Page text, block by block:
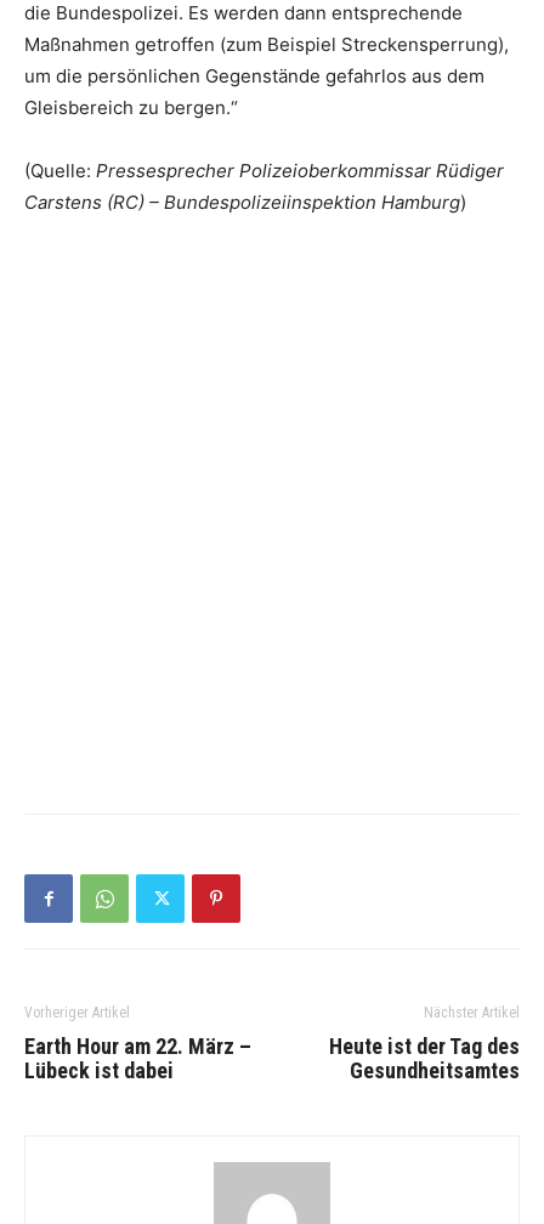
die Bundespolizei. Es werden dann entsprechende
Maßnahmen getroffen (zum Beispiel Streckensperrung),
um die persönlichen Gegenstände gefahrlos aus dem
Gleisbereich zu bergen.“
(Quelle: Pressesprecher Polizeioberkommissar Rüdiger
Carstens (RC) – Bundespolizeiinspektion Hamburg)
Vorheriger Artikel
Earth Hour am 22. März –
Lübeck ist dabei
Nächster Artikel
Heute ist der Tag des
Gesundheitsamtes